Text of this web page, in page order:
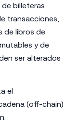
billeteras
transacciones,
de libros de
y de
ser alterados
el
(off-chain)